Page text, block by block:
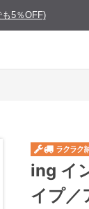
5％OFF)
ing イ
イプ／